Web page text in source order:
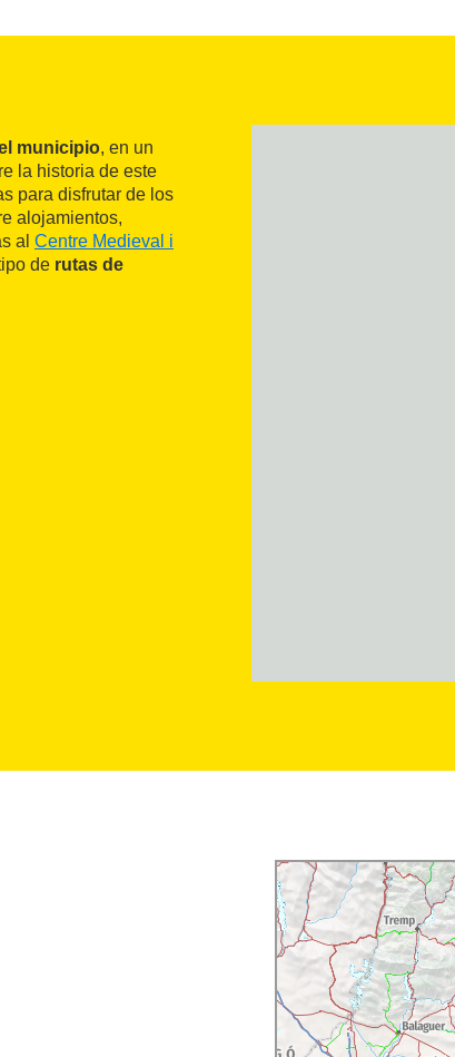
municipio, en un
la historia de este
para disfrutar de los
alojamientos,
al Centre Medieval i
de rutas de